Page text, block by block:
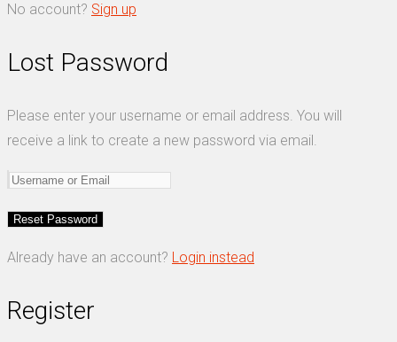
No account? Sign up
Lost Password
Please enter your username or email address. You will
receive a link to create a new password via email.
Already have an account? Login instead
Register